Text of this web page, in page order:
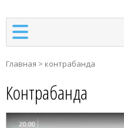
Главная > контрабанда
Контрабанда